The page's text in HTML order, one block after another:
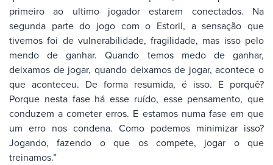
primeiro ao ultimo jogador estarem conectados. Na
segunda parte do jogo com o Estoril, a sensação que
tivemos foi de vulnerabilidade, fragilidade, mas isso pelo
mendo de ganhar. Quando temos medo de ganhar,
deixamos de jogar, quando deixamos de jogar, acontece o
que aconteceu. De forma resumida, é isso. E porquê?
Porque nesta fase há esse ruído, esse pensamento, que
conduzem a cometer erros. E estamos numa fase em que
um erro nos condena. Como podemos minimizar isso?
Jogando, fazendo o que os compete, jogar o que
treinamos.”